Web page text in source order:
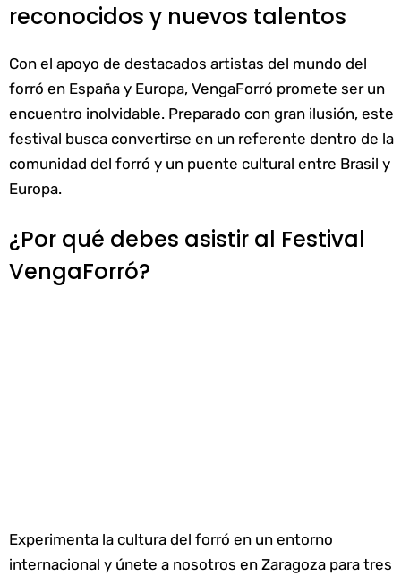
reconocidos y nuevos talentos
Con el apoyo de destacados artistas del mundo del
forró en España y Europa, VengaForró promete ser un
encuentro inolvidable. Preparado con gran ilusión, este
festival busca convertirse en un referente dentro de la
comunidad del forró y un puente cultural entre Brasil y
Europa.
¿Por qué debes asistir al Festival
VengaForró?
Experimenta la cultura del forró en un entorno
internacional y únete a nosotros en Zaragoza para tres